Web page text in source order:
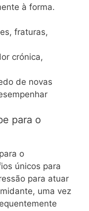
à forma.
fraturas,
crónica,
de novas
para o
o
únicos para
para atuar
uma vez